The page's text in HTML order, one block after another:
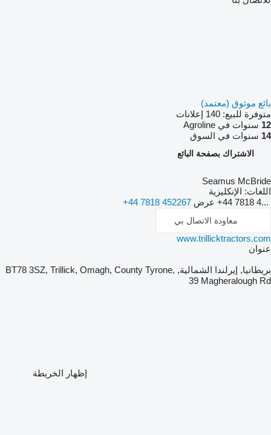
بائع موثوق (معتمد)
متوفرة للبيع: 140 إعلانات
12 سنوات في Agroline
14 سنوات في السوق
الاشتراك بصفحة البائع
Seamus McBride
اللغات: الإنكليزية
+44 7818 4... عرض +44 7818 452267
معاودة الاتصال بي
www.trillicktractors.com
عنوان
بريطانيا, إيرلندا الشمالية, BT78 3SZ, Trillick, Omagh, County Tyrone,
39 Magheralough Rd
إظهار الخريطة